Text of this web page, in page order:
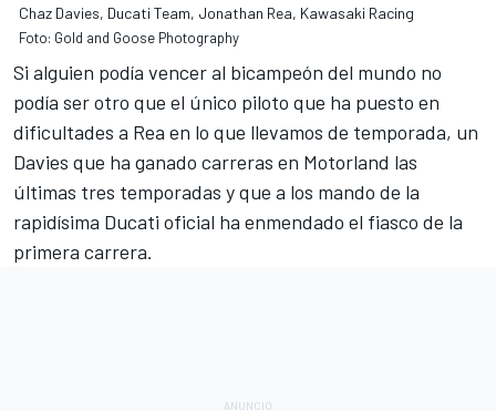
Chaz Davies, Ducati Team, Jonathan Rea, Kawasaki Racing
Foto: Gold and Goose Photography
Si alguien podía vencer al bicampeón del mundo no
podía ser otro que el único piloto que ha puesto en
dificultades a Rea en lo que llevamos de temporada, un
Davies que ha ganado carreras en Motorland las
últimas tres temporadas y que a los mando de la
rapidísima Ducati oficial ha enmendado el fiasco de la
primera carrera.